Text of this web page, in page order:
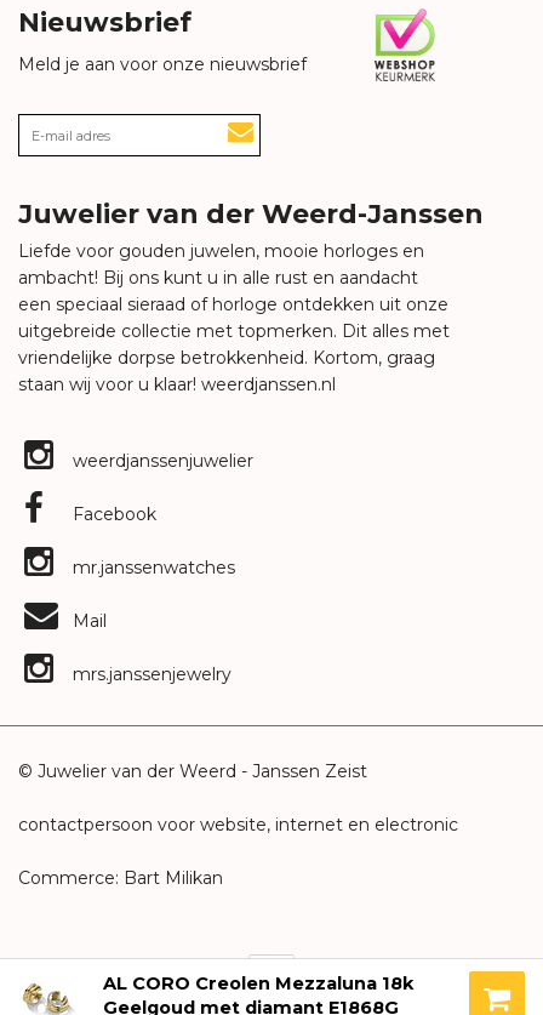
AL CORO Creolen Mezzaluna 18k
Geelgoud met diamant E1868G
Nieuwsbrief
Meld je aan voor onze nieuwsbrief
Juwelier van der Weerd-Janssen
Liefde voor gouden juwelen, mooie horloges en
ambacht! Bij ons kunt u in alle rust en aandacht
een speciaal sieraad of horloge ontdekken uit onze
uitgebreide collectie met topmerken. Dit alles met
vriendelijke dorpse betrokkenheid. Kortom, graag
staan wij voor u klaar! weerdjanssen.nl
weerdjanssenjuwelier
Facebook
mr.janssenwatches
Mail
mrs.janssenjewelry
© Juwelier van der Weerd - Janssen Zeist
contactpersoon voor website, internet en electronic
Commerce: Bart Milikan